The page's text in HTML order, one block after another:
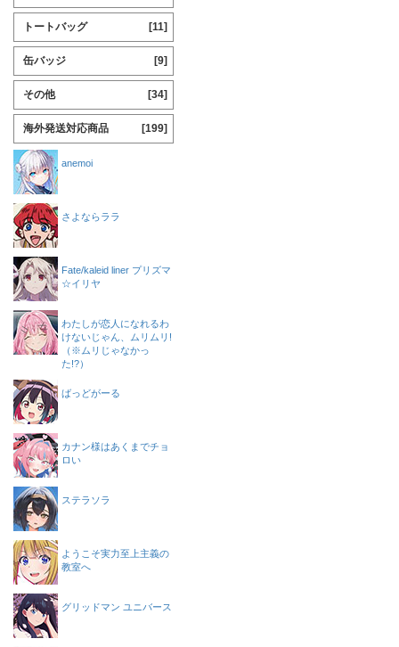
トートバッグ [11]
缶バッジ [9]
その他 [34]
海外発送対応商品 [199]
anemoi
さよならララ
Fate/kaleid liner プリズマ
☆イリヤ
わたしが恋人になれるわ
けないじゃん、ムリムリ!
（※ムリじゃなかっ
た!?）
ばっどがーる
カナン様はあくまでチョ
ロい
ステラソラ
ようこそ実力至上主義の
教室へ
グリッドマン ユニバース